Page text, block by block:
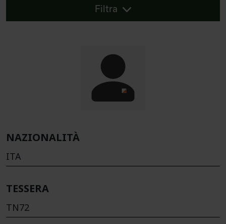
Filtra
NAZIONALITÀ
ITA
TESSERA
TN72